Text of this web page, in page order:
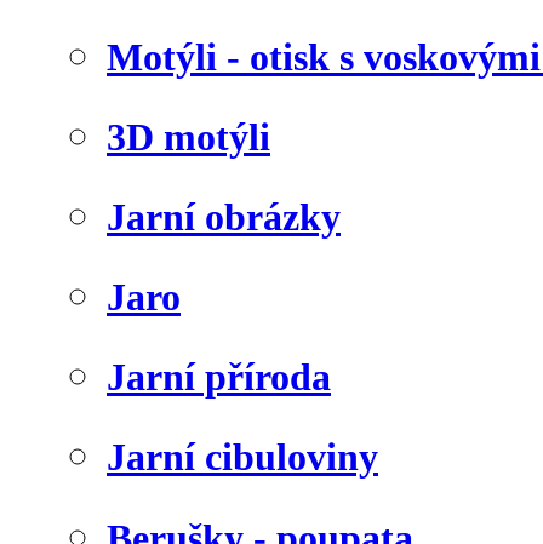
Motýli - otisk s
3D motýli
Jarní obrázky
Jaro
Jarní příroda
Jarní cibuloviny